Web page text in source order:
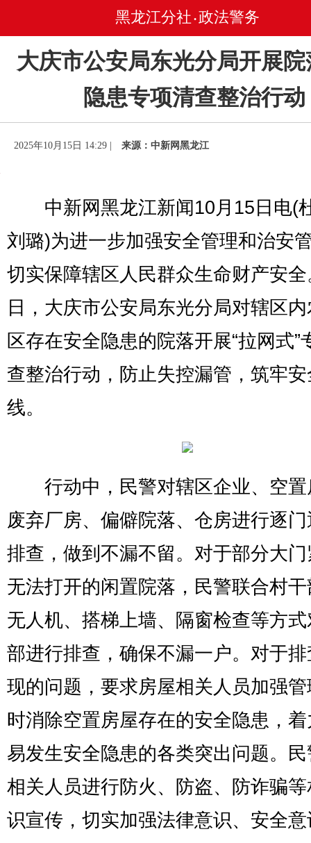
黑龙江分社 • 政法警务
大庆市公安局东光分局开展
隐患专项清查整治行动
2025年10月15日 14:29 | 来源：中新网黑龙江
中新网黑龙江新闻10月15日电(
刘璐)为进一步加强安全管理和治安
切实保障辖区人民群众生命财产安
日，大庆市公安局东光分局对辖区
区存在安全隐患的院落开展“拉网式”
查整治行动，防止失控漏管，筑牢
线。
行动中，民警对辖区企业、空置
废弃厂房、偏僻院落、仓房进行逐
排查，做到不漏不留。对于部分大
无法打开的闲置院落，民警联合村
无人机、搭梯上墙、隔窗检查等方
部进行排查，确保不漏一户。对于
现的问题，要求房屋相关人员加强
时消除空置房屋存在的安全隐患，
易发生安全隐患的各类突出问题。
相关人员进行防火、防盗、防诈骗
识宣传，切实加强法律意识、安全